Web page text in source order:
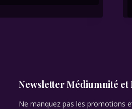
Newsletter Médiumnité et
Ne manquez pas les promotions